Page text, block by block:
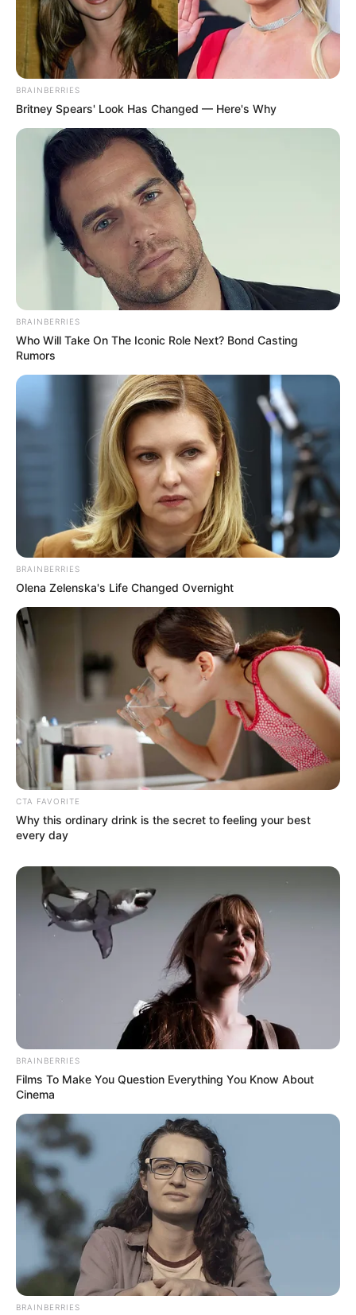
BRAINBERRIES
Britney Spears' Look Has Changed — Here's Why
BRAINBERRIES
Who Will Take On The Iconic Role Next? Bond Casting
Rumors
BRAINBERRIES
Olena Zelenska's Life Changed Overnight
CTA FAVORITE
Why this ordinary drink is the secret to feeling your best
every day
BRAINBERRIES
Films To Make You Question Everything You Know About
Cinema
BRAINBERRIES